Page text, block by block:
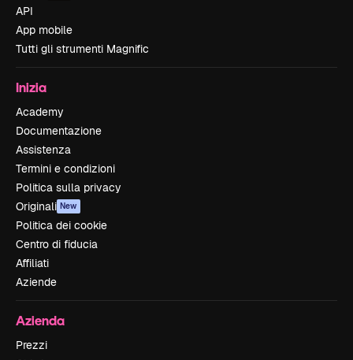
API
App mobile
Tutti gli strumenti Magnific
Inizia
Academy
Documentazione
Assistenza
Termini e condizioni
Politica sulla privacy
Originali New
Politica dei cookie
Centro di fiducia
Affiliati
Aziende
Azienda
Prezzi